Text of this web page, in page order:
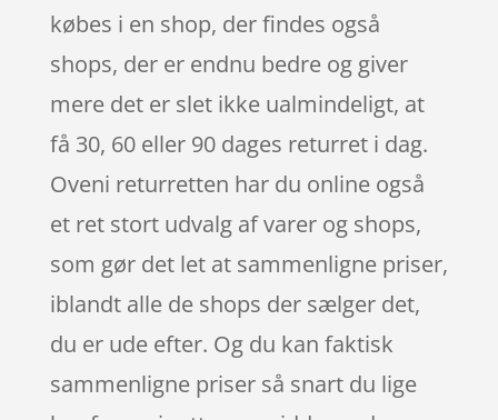
købes i en shop, der findes også
shops, der er endnu bedre og giver
mere det er slet ikke ualmindeligt, at
få 30, 60 eller 90 dages returret i dag.
Oveni returretten har du online også
et ret stort udvalg af varer og shops,
som gør det let at sammenligne priser,
iblandt alle de shops der sælger det,
du er ude efter. Og du kan faktisk
sammenligne priser så snart du lige